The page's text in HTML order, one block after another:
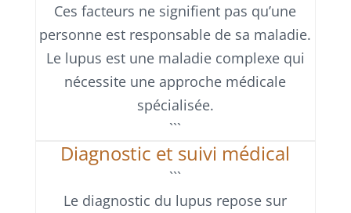
Ces facteurs ne signifient pas qu’une
personne est responsable de sa maladie.
Le lupus est une maladie complexe qui
nécessite une approche médicale
spécialisée.
```
Diagnostic et suivi médical
```
Le diagnostic du lupus repose sur